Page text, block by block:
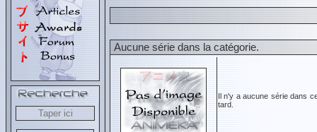
Aucune série dans la catégorie.
Il n'y a aucune série dans
tard.